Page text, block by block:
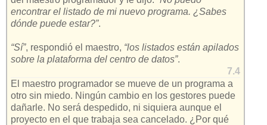
encontrar el listado de mi nuevo programa. ¿Sabes
dónde puede estar?”.
“Sí”, respondió el maestro, “los listados están apilados
sobre la plataforma del centro de datos”.
7.4
El maestro programador se mueve de un programa a
otro sin miedo. Ningún cambio en los gestores puede
dañarle. No será despedido, ni siquiera aunque el
proyecto en el que trabaja sea cancelado. ¿Por qué